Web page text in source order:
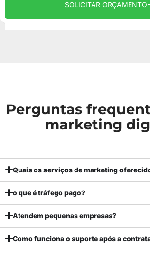
SOLICITAR ORÇAMENTO
Perguntas
marketing
Quais os serviços de marketing
o que é tráfego pago?
Atendem pequenas empresas?
Como funciona o suporte após a